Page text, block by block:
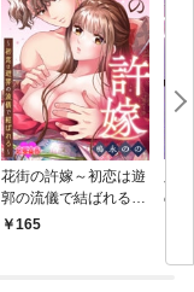
花街の許嫁～初恋は遊
郭の流儀で結ばれる～
分冊版 1
165
の